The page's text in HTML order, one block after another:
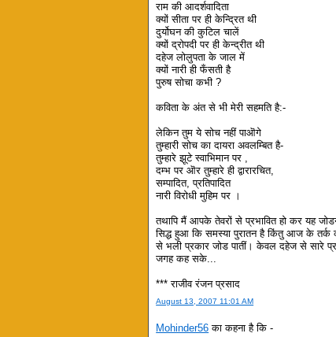
राम की आदर्शवादिता
क्यों सीता पर ही केन्द्रित थी
दुर्योघन की कुटिल चालें
क्यों द्रोपदी पर ही केन्द्रीत थी
दहेज लोलुपता के जाल में
क्यों नारी ही फँसती है
पुरुष सोचा कभी ?
कविता के अंत से भी मेरी सहमति है:-
लेकिन तुम ये सोच नहीं पाऒगे
तुम्हारी सोच का दायरा अवलम्बित है-
तुम्हारे झूटे स्वाभिमान पर ,
दम्भ पर ऒर तुम्हारे ही द्वारारचित,
सम्पादित, प्रतिपादित
नारी विरोधी मुहिम पर ।
तथापि मैं आपके तेवरों से प्रभावित हो कर यह
सिद्ध हुआ कि समस्या पुरातन है किंतु आज के तर्क
से भली प्रकार जोड पातीं। केवल दहेज से सारे
जगह कह सके...
*** राजीव रंजन प्रसाद
August 13, 2007 11:01 AM
Mohinder56 का कहना है कि -